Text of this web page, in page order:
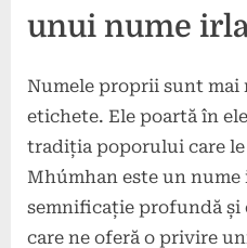
unui nume
Numele proprii sunt mai
etichete. Ele poartă în
tradiția poporului care le
Mhúmhan este un nume
semnificație profundă și
care ne oferă o privire